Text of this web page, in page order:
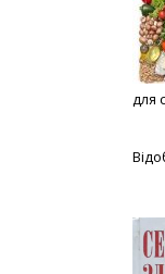
для